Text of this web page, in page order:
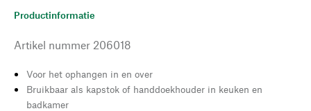
Productinformatie
Artikel nummer 206018
Voor het ophangen in en over
Bruikbaar als kapstok of handdoekhouder in keuken en
badkamer